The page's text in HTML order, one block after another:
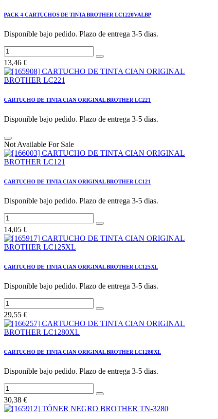
PACK 4 CARTUCHOS DE TINTA BROTHER LC1220VALBP
Disponible bajo pedido. Plazo de entrega 3-5 dias.
13,46 €
CARTUCHO DE TINTA CIAN ORIGINAL BROTHER LC221
Disponible bajo pedido. Plazo de entrega 3-5 dias.
Not Available For Sale
CARTUCHO DE TINTA CIAN ORIGINAL BROTHER LC121
Disponible bajo pedido. Plazo de entrega 3-5 dias.
14,05 €
CARTUCHO DE TINTA CIAN ORIGINAL BROTHER LC125XL
Disponible bajo pedido. Plazo de entrega 3-5 dias.
29,55 €
CARTUCHO DE TINTA CIAN ORIGINAL BROTHER LC1280XL
Disponible bajo pedido. Plazo de entrega 3-5 dias.
30,38 €